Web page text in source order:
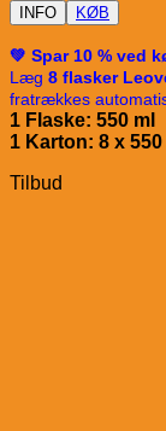
INFO KØB
💚 Spar 10 % ved
Læg 8 flasker
fratrækkes
1 Flaske: 550 ml
1 Karton: 8 x 550
Tilbud